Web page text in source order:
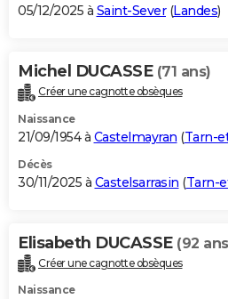
05/12/2025 à Saint-Sever(Landes)
Michel DUCASSE (71 ans)
Créer une cagnotte obsèques
Naissance
21/09/1954 à Castelmayran (Tarn-
Décès
30/11/2025 à Castelsarrasin (Tarn-
Elisabeth DUCASSE (92
Créer une cagnotte obsèques
Naissance